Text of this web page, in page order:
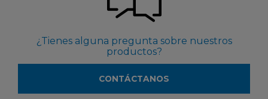
¿Tienes alguna pregunta sobre nuestros
productos?
CONTÁCTANOS